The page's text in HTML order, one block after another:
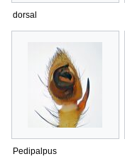
dorsal
Pedipalpus